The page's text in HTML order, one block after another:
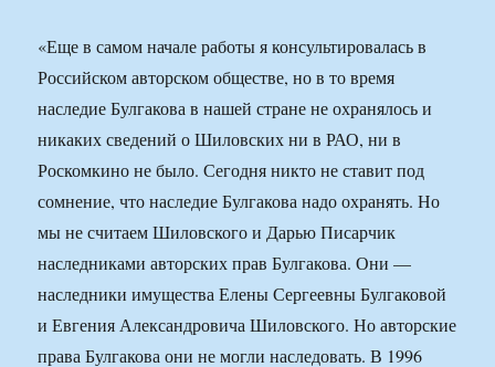
«Еще в самом начале работы я консультировалась в
Российском авторском обществе, но в то время
наследие Булгакова в нашей стране не охранялось и
никаких сведений о Шиловских ни в РАО, ни в
Роскомкино не было. Сегодня никто не ставит под
сомнение, что наследие Булгакова надо охранять. Но
мы не считаем Шиловского и Дарью Писарчик
наследниками авторских прав Булгакова. Они —
наследники имущества Елены Сергеевны Булгаковой
и Евгения Александровича Шиловского. Но авторские
права Булгакова они не могли наследовать. В 1996